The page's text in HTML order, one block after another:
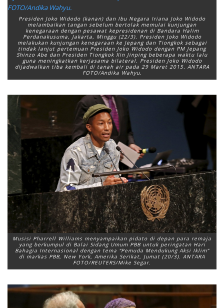
Presiden Joko Widodo (kanan) dan Ibu Negara Iriana Joko Widodo
melambaikan tangan sebelum bertolak memulai kunjungan
kenegaraan dengan pesawat kepresidenan di Bandara Halim
Perdanakusuma, Jakarta, Minggu (22/3). Presiden Joko Widodo
melakukan kunjungan kenegaraan ke Jepang dan Tiongkok sebagai
tindak lanjut pertemuan Presiden Joko Widodo dengan PM Jepang
Shinzo Abe dan Presiden Tiongkok Xin Jinping beberapa waktu lalu
guna meningkatkan kerjasama bilateral. Presiden Joko Widodo
dijadwalkan tiba kembali di tanah air pada 29 Maret 2015. ANTARA
FOTO/Andika Wahyu.
Musisi Pharrell Williams menyampaikan pidato di depan para remaja
yang berkumpul di Balai Sidang Umum PBB untuk peringatan Hari
Bahagia Internasional dengan tema “Pemuda Mendukung Aksi Iklim”
di markas PBB, New York, Amerika Serikat, Jumat (20/3). ANTARA
FOTO/REUTERS/Mike Segar.